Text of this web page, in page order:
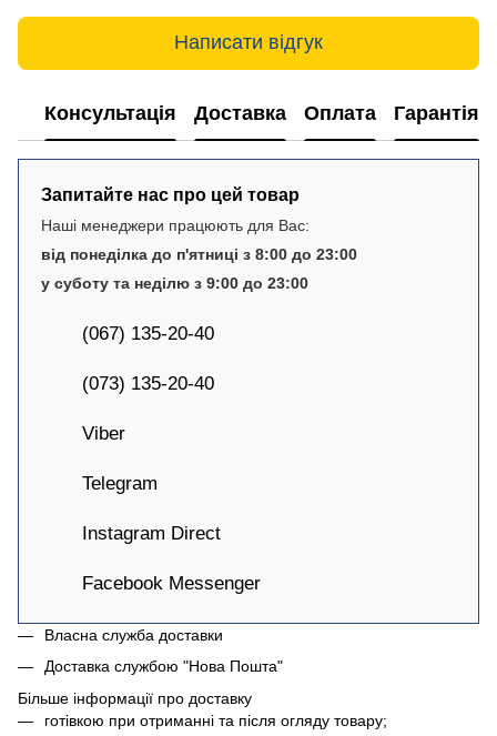
Написати відгук
Консультація Доставка Оплата Гарантія
Запитайте нас про цей товар
Наші менеджери працюють для Вас:
від понеділка до п'ятниці з 8:00 до 23:00
у суботу та неділю з 9:00 до 23:00
(067) 135-20-40
(073) 135-20-40
Viber
Telegram
Instagram Direct
Facebook Messenger
Власна служба доставки
Доставка службою "Нова Пошта"
Більше інформації про доставку
готівкою при отриманні та після огляду товару;